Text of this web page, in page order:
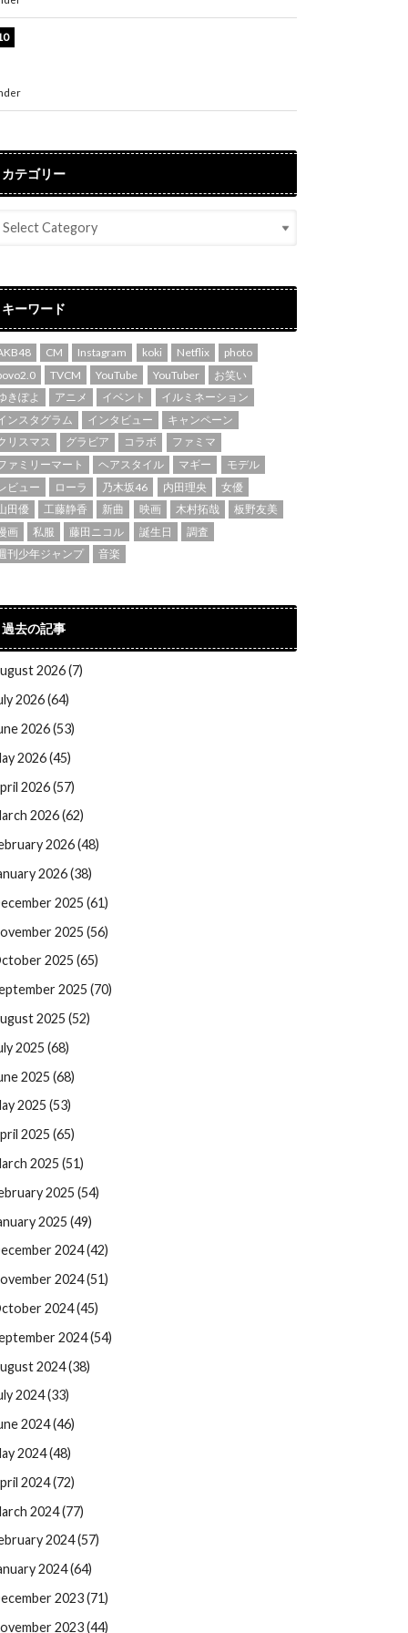
カテゴリー
キーワード
CM Instagram koki Netflix
photo
TVCM YouTube YouTuber
お笑い
きぽよ
アニメ イベント
イルミネーション
ンスタグラム
インタビュー
キャンペーン
リスマス
グラビア コラボ
ファミマ
ァミリーマート
ヘアスタイル マギー
モデル
ビュー
ローラ 乃木坂46 内田理央
女優
田優
工藤静香 新曲 映画 木村拓哉
板野友美
画
私服 藤田ニコル 誕生日
調査
刊少年ジャンプ
音楽
過去の記事
2026 (7)
2026 (64)
2026 (53)
2026 (45)
2026 (57)
2026 (62)
2026 (48)
2026 (38)
2025 (61)
2025 (56)
2025 (65)
2025 (70)
2025 (52)
2025 (68)
2025 (68)
2025 (53)
2025 (65)
2025 (51)
2025 (54)
2025 (49)
2024 (42)
2024 (51)
2024 (45)
2024 (54)
2024 (38)
2024 (33)
2024 (46)
2024 (48)
2024 (72)
2024 (77)
2024 (57)
2024 (64)
2023 (71)
2023 (44)